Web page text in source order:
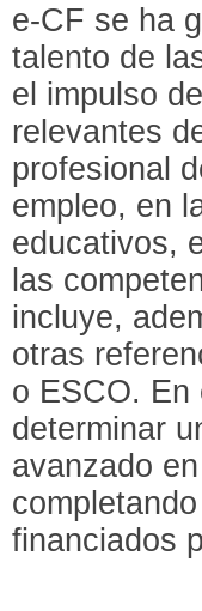
e-CF se ha
talento de
el impulso
relevantes
profesional
empleo, en
educativos,
las
incluye,
otras
o ESCO. En
determinar
avanzado
financiados